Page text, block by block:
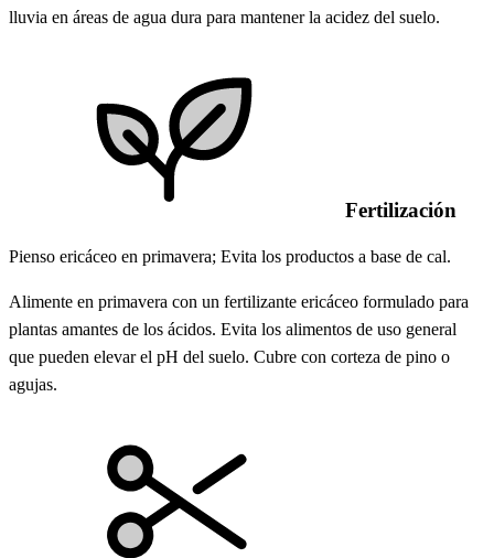
lluvia en áreas de agua dura para mantener la acidez del suelo.
Fertilización
Pienso ericáceo en primavera; Evita los productos a base de cal.
Alimente en primavera con un fertilizante ericáceo formulado para
plantas amantes de los ácidos. Evita los alimentos de uso general
que pueden elevar el pH del suelo. Cubre con corteza de pino o
agujas.